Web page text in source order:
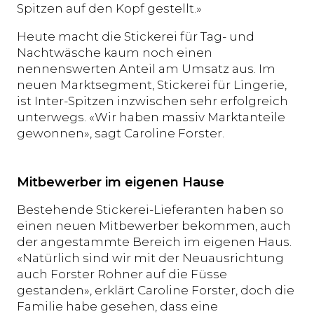
Spitzen auf den Kopf gestellt.»
Heute macht die Stickerei für Tag- und
Nachtwäsche kaum noch einen
nennenswerten Anteil am Umsatz aus. Im
neuen Marktsegment, Stickerei für Lingerie,
ist Inter-Spitzen inzwischen sehr erfolgreich
unterwegs. «Wir haben massiv Marktanteile
gewonnen», sagt Caroline Forster.
Mitbewerber im eigenen Hause
Bestehende Stickerei-Lieferanten haben so
einen neuen Mitbewerber bekommen, auch
der angestammte Bereich im eigenen Haus.
«Natürlich sind wir mit der Neuausrichtung
auch Forster Rohner auf die Füsse
gestanden», erklärt Caroline Forster, doch die
Familie habe gesehen, dass eine